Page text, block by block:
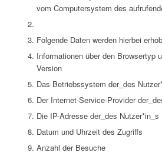
vom Computersystem des
Folgende Daten werden hierbei
Informationen über den Browsertyp
Version
Das Betriebssystem der_des
Der Internet-Service-Provider
Die IP-Adresse der_des Nutzer*in_s
Datum und Uhrzeit des Zugriffs
Anzahl der Besuche